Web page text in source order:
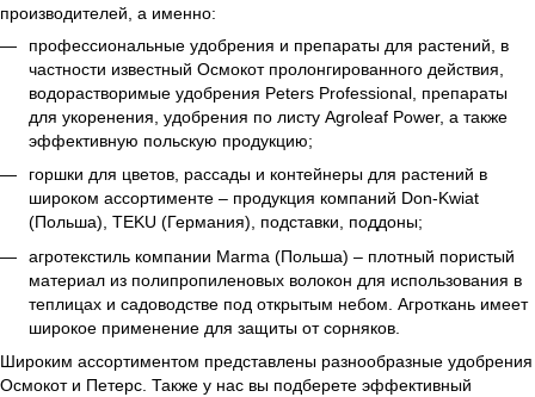
производителей, а именно:
профессиональные удобрения и препараты для растений, в
частности известный Осмокот пролонгированного действия,
водорастворимые удобрения Peters Professional, препараты
для укоренения, удобрения по листу Agroleaf Power, а также
эффективную польскую продукцию;
горшки для цветов, рассады и контейнеры для растений в
широком ассортименте – продукция компаний Don-Kwiat
(Польша), TEKU (Германия), подставки, поддоны;
агротекстиль компании Marma (Польша) – плотный пористый
материал из полипропиленовых волокон для использования в
теплицах и садоводстве под открытым небом. Агроткань имеет
широкое применение для защиты от сорняков.
Широким ассортиментом представлены разнообразные удобрения
Осмокот и Петерс. Также у нас вы подберете эффективный